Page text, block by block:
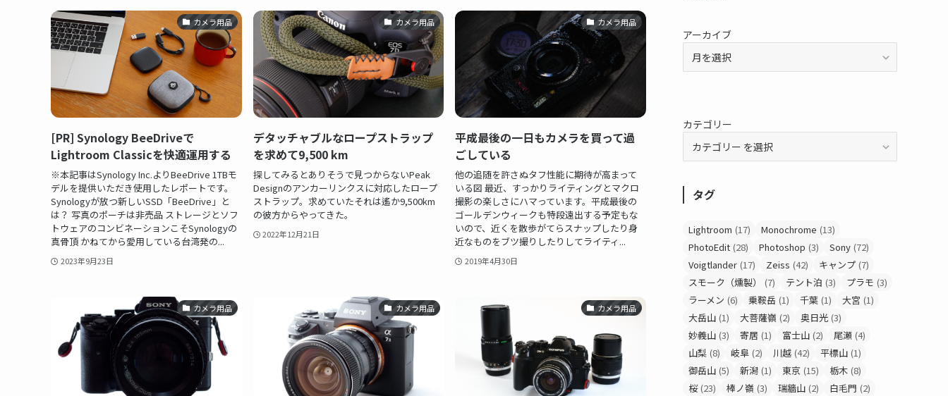
カメラ用品
[PR] Synology BeeDriveで
Lightroom Classicを快適運用する
※本記事はSynology Inc.よりBeeDrive 1TBモ
デルを提供いただき使用したレポートです。
Synologyが放つ新しいSSD「BeeDrive」と
は？ 写真のポーチは非売品 ストレージとソフ
トウェアのコンビネーションこそSynologyの
真骨頂 かねてから愛用している台湾発の...
2023年9月23日
カメラ用品
デタッチャブルなロープストラップ
を求めて9,500 km
探してみるとありそうで見つからないPeak
Designのアンカーリンクスに対応したロープ
ストラップ。求めていたそれは遙か9,500km
の彼方からやってきた。
2022年12月21日
カメラ用品
平成最後の一日もカメラを買って過
ごしている
他の追随を許さぬタフ性能に期待が高まって
いる図 最近、すっかりライティングとマクロ
撮影の楽しさにハマっています。平成最後の
ゴールデンウィークも特段遠出する予定もな
いので、近くを散歩がてらスナップしたり身
近なものをブツ撮りしたりしてライティ...
2019年4月30日
カメラ用品 カメラ用品 カメラ用品
アーカイブ
カテゴリー
タグ
Lightroom (17) Monochrome (13)
PhotoEdit (28) Photoshop (3) Sony (72)
Voigtlander (17) Zeiss (42) キャンプ (7)
スモーク（燻製）
(7) テント泊 (3) プラモ (3)
ラーメン (6) 乗鞍岳 (1) 千葉 (1) 大宮 (1)
大岳山 (1) 大菩薩嶺 (2) 奥日光 (3)
妙義山 (3) 寄居 (1) 富士山 (2) 尾瀬 (4)
山梨 (8) 岐阜 (2) 川越 (42) 平標山 (1)
御岳山 (5) 新潟 (1) 東京 (15) 栃木 (8)
桜 (23) 棒ノ嶺 (3) 瑞牆山 (2) 白毛門 (2)